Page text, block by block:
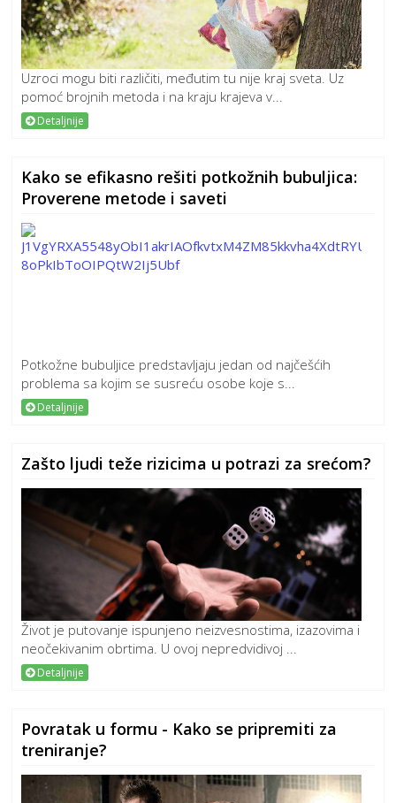
Uzroci mogu biti različiti, međutim tu nije kraj sveta. Uz
pomoć brojnih metoda i na kraju krajeva v...
Detaljnije
Kako se efikasno rešiti potkožnih bubuljica:
Proverene metode i saveti
Potkožne bubuljice predstavljaju jedan od najčešćih
problema sa kojim se susreću osobe koje s...
Detaljnije
Zašto ljudi teže rizicima u potrazi za srećom?
Život je putovanje ispunjeno neizvesnostima, izazovima i
neočekivanim obrtima. U ovoj nepredvidivoj ...
Detaljnije
Povratak u formu - Kako se pripremiti za
treniranje?